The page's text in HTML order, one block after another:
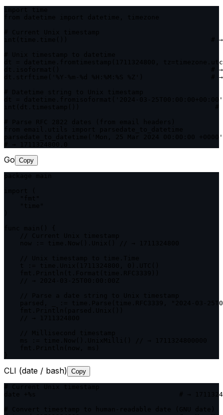
int(time.time())                                    # →
dt = datetime.fromtimestamp(1711324800,
dt.isoformat()                                      # →
dt.strftime('%Y-%m-%d %H:%M:%S %Z')                 #
dt = datetime.fromisoformat('2024-03-
parsedate_to_datetime('Mon, 25 Mar 2024 00:00:00
Go Copy
parsed, _ := time.Parse(time.RFC3339, "2024-03-
CLI (date / bash) Copy
date +%s                                    # →